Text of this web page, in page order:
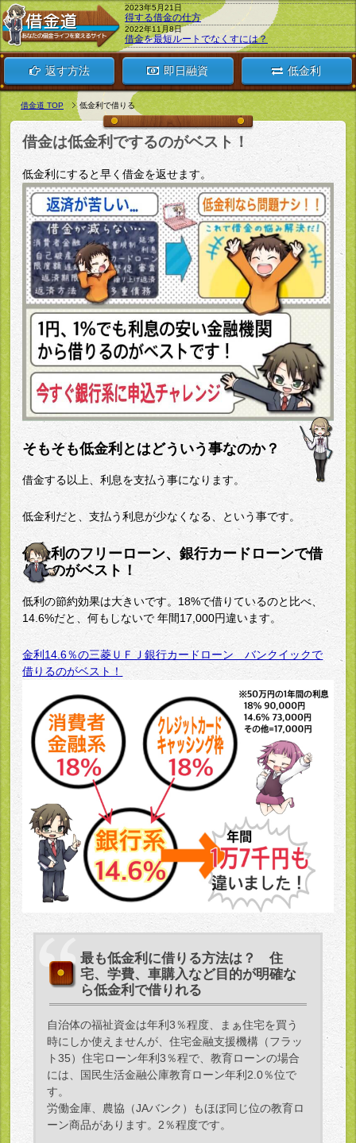
2023年5月21日
得する借金の仕方
2022年11月8日
借金を最短ルートでなくすには？
返す方法 即日融資 低金利
借金道 TOP 低金利で借りる
借金は低金利でするのがベスト！
低金利にすると早く借金を返せます。
そもそも低金利とはどういう事なのか？
借金する以上、利息を支払う事になります。
低金利だと、支払う利息が少なくなる、という事です。
低金利のフリーローン、銀行カードローンで借
りるのがベスト！
低利の節約効果は大きいです。18%で借りているのと比べ、
14.6%だと、何もしないで 年間17,000円違います。
金利14.6％の三菱ＵＦＪ銀行カードローン バンクイックで
借りるのがベスト！
最も低金利に借りる方法は？ 住
宅、学費、車購入など目的が明確な
ら低金利で借りれる
自治体の福祉資金は年利3％程度、まぁ住宅を買う
時にしか使えませんが、住宅金融支援機構（フラッ
ト35）住宅ローン年利3％程で、教育ローンの場合
には、国民生活金融公庫教育ローン年利2.0％位で
す。
労働金庫、農協（JAバンク）もほぼ同じ位の教育ロ
ーン商品があります。2％程度です。